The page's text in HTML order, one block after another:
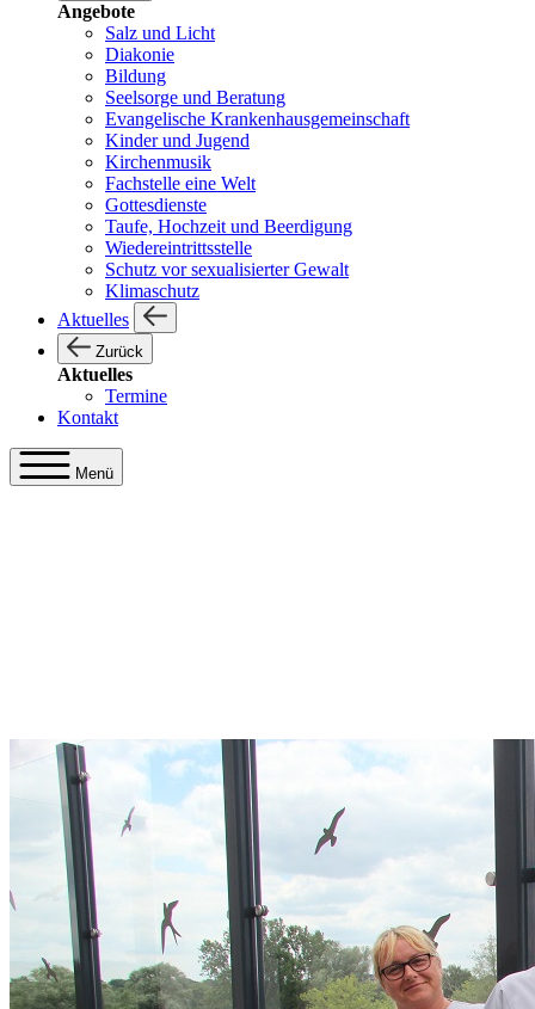
Angebote
Salz und Licht
Diakonie
Bildung
Seelsorge und Beratung
Evangelische Krankenhausgemeinschaft
Kinder und Jugend
Kirchenmusik
Fachstelle eine Welt
Gottesdienste
Taufe, Hochzeit und Beerdigung
Wiedereintrittsstelle
Schutz vor sexualisierter Gewalt
Klimaschutz
Aktuelles
Zurück
Aktuelles
Termine
Kontakt
Menü